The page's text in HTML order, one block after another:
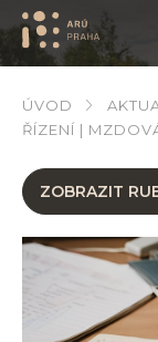
ÚVOD
ŘÍZENÍ |
ZOBRAZIT